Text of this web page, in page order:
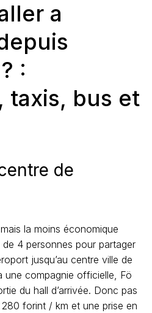
a
:
taxis, bus et
de
la moins économique
4 personnes pour partager
jusqu’au centre ville de
une compagnie officielle, Fö
du hall d’arrivée. Donc pas
280 forint / km et une prise en